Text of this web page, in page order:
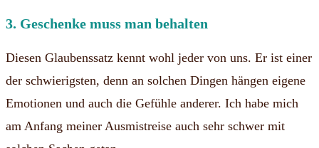
3. Geschenke muss man behalten
Diesen Glaubenssatz kennt wohl jeder von uns. Er ist einer
der schwierigsten, denn an solchen Dingen hängen eigene
Emotionen und auch die Gefühle anderer. Ich habe mich
am Anfang meiner Ausmistreise auch sehr schwer mit